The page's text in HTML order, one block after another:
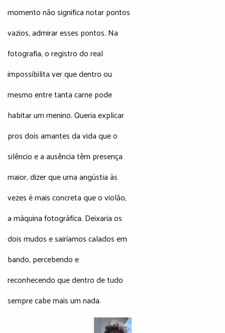
momento não significa notar pontos
vazios, admirar esses pontos. Na
fotografia, o registro do real
impossibilita ver que dentro ou
mesmo entre tanta carne pode
habitar um menino. Queria explicar
pros dois amantes da vida que o
silêncio e a ausência têm presença
maior, dizer que uma angústia às
vezes é mais concreta que o violão,
a máquina fotográfica. Deixaria os
dois mudos e sairíamos calados em
bando, percebendo e
reconhecendo que dentro de tudo
sempre cabe mais um nada.